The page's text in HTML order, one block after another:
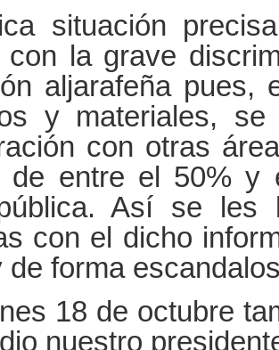
situación
con la grave
aljarafeña pues,
y materiales,
con otras
de entre el 50% y
Así se les
con el dicho
de forma
18 de octubre
nuestro